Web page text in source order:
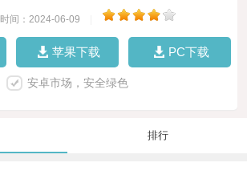
时间：2024-06-09
苹果下载 PC下载
安卓市场，安全绿色
排行